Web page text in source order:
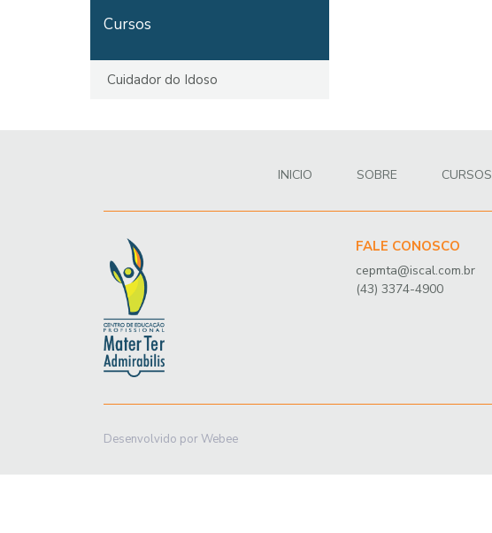
Cursos
Cuidador do Idoso
INICIO SOBRE CURSOS
FALE CONOSCO
cepmta@iscal.com.br
(43) 3374-4900
Desenvolvido por Webee